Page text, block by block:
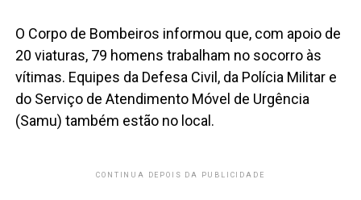
O Corpo de Bombeiros informou que, com apoio de
20 viaturas, 79 homens trabalham no socorro às
vítimas. Equipes da Defesa Civil, da Polícia Militar e
do Serviço de Atendimento Móvel de Urgência
(Samu) também estão no local.
CONTINUA DEPOIS DA PUBLICIDADE